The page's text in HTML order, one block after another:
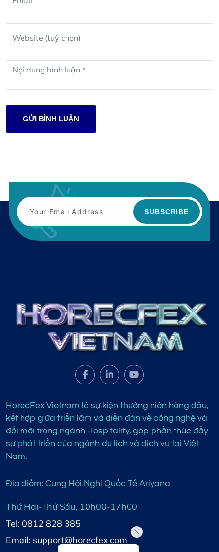
GỬI BÌNH LUẬN
SUBSCRIBE
HorecFex Vietnam là sự kiện thường niên hàng đầu,
kết hợp giữa triển lãm và diễn đàn về công nghệ và
đổi mới trong ngành Hospitality, góp phần thúc đẩy
sự phát triển của ngành du lịch và dịch vụ tại Việt
Nam.
Địa điểm: Cung Hội Nghị Quốc Tế Ariyana
Thứ Hai-Thứ Sáu, 10h00-17h00
Tel: 0812 828 385
Email: support@horecfex.com